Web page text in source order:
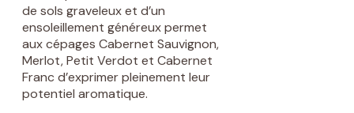
de sols graveleux et d’un
ensoleillement généreux permet
aux cépages Cabernet Sauvignon,
Merlot, Petit Verdot et Cabernet
Franc d’exprimer pleinement leur
potentiel aromatique.